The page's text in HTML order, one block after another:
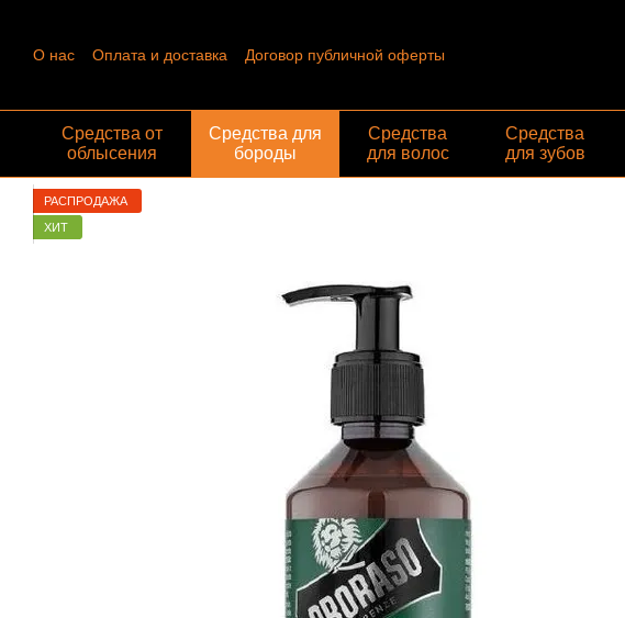
О нас Оплата и доставка
Договор публичной оферты
Средства от
облысения
Средства для
бороды
Средства
для волос
Средства
для зубов
РАСПРОДАЖА
ХИТ